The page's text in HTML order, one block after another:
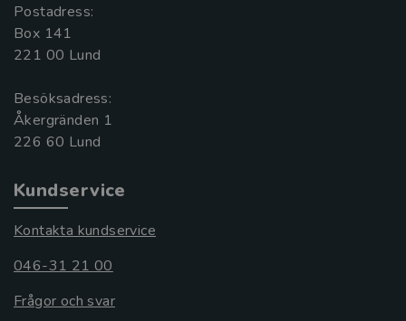
Postadress:
Box 141
221 00 Lund
Besöksadress:
Åkergränden 1
Kundservice
Kontakta kundservice
046-31 21 00
Frågor och svar